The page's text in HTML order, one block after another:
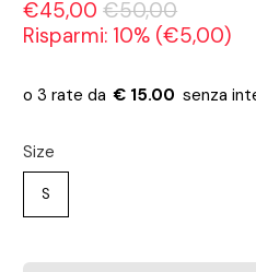
€45,00 €50,00
Risparmi: 10% (€5,00)
€ 15.00
Size
S